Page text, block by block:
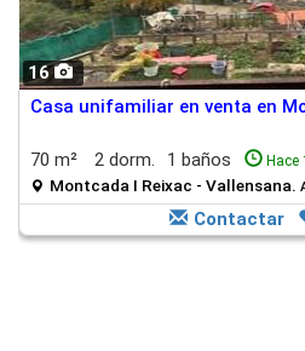
16
Casa unifamiliar en venta en
70 m² 2 dorm. 1 baños Hace
Montcada I Reixac - Vallensana.
Contactar